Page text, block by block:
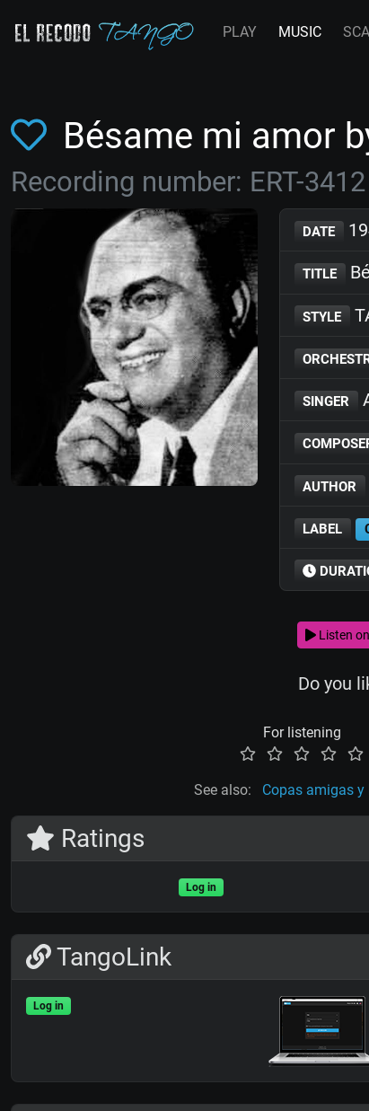
PLAY MUSIC
Bésame mi amor
Recording number: ERT-3412
DATE
TITLE
STYLE
SINGER
AUTHOR
LABEL
Listen on
Do you
For listening
See also: Copas amigas y
Ratings
Log in
TangoLink
Log in